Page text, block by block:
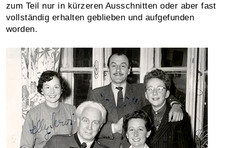
zum Teil nur in kürzeren Ausschnitten oder aber fast
vollständig erhalten geblieben und aufgefunden
worden.